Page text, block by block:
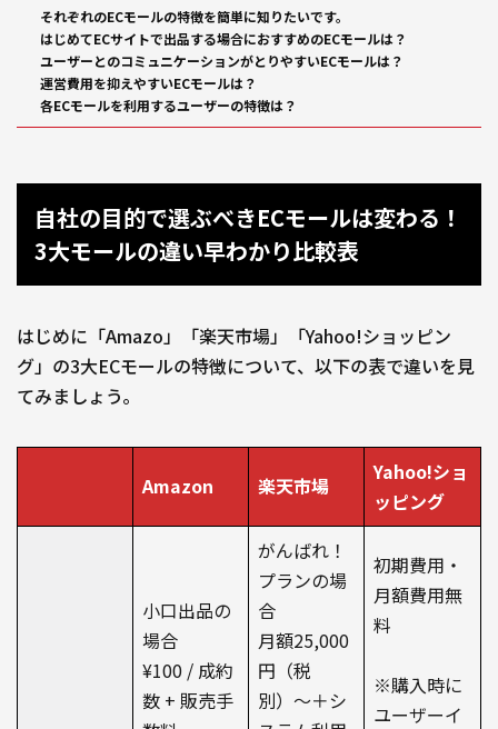
それぞれのECモールの特徴を簡単に知りたいです。
はじめてECサイトで出品する場合におすすめのECモールは？
ユーザーとのコミュニケーションがとりやすいECモールは？
運営費用を抑えやすいECモールは？
各ECモールを利用するユーザーの特徴は？
自社の目的で選ぶべきECモールは変わる！
3大モールの違い早わかり比較表
はじめに「Amazo」「楽天市場」「Yahoo!ショッピン
グ」の3大ECモールの特徴について、以下の表で違いを見
てみましょう。
Amazon 楽天市場
Yahoo!ショ
ッピング
小口出品の
場合
¥100 / 成約
数 + 販売手
がんばれ！
プランの場
合
月額25,000
円（税
別）〜＋シ
初期費用・
月額費用無
料
※購入時に
ユーザーイ